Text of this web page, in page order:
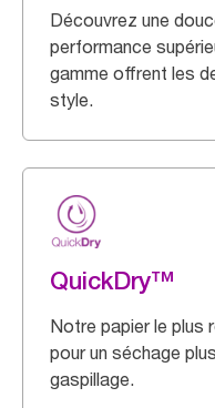
Découvrez une
performance
gamme offrent les
style.
QuickDry™
Notre papier le plus
pour un séchage
gaspillage.